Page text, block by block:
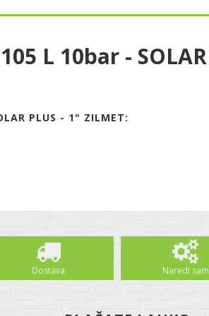
L 10bar - SOLAR
PLUS - 1" ZILMET:
Dostava Naredi sam